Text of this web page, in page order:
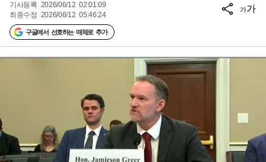
기사등록 2026/06/12 02:01:09
최종수정 2026/06/12 05:46:24
구글에서 선호하는 매체로 추가
가가